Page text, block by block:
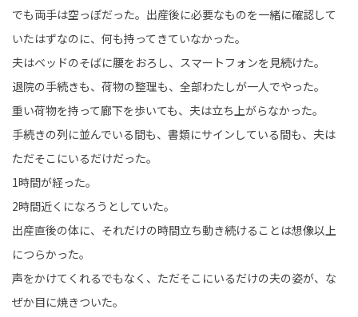
でも両手は空っぽだった。出産後に必要なものを一緒に確認して
いたはずなのに、何も持ってきていなかった。
夫はベッドのそばに腰をおろし、スマートフォンを見続けた。
退院の手続きも、荷物の整理も、全部わたしが一人でやった。
重い荷物を持って廊下を歩いても、夫は立ち上がらなかった。
手続きの列に並んでいる間も、書類にサインしている間も、夫は
ただそこにいるだけだった。
1時間が経った。
2時間近くになろうとしていた。
出産直後の体に、それだけの時間立ち動き続けることは想像以上
につらかった。
声をかけてくれるでもなく、ただそこにいるだけの夫の姿が、な
ぜか目に焼きついた。